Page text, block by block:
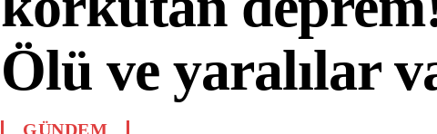
Ölü ve yaralılar
GÜNDEM